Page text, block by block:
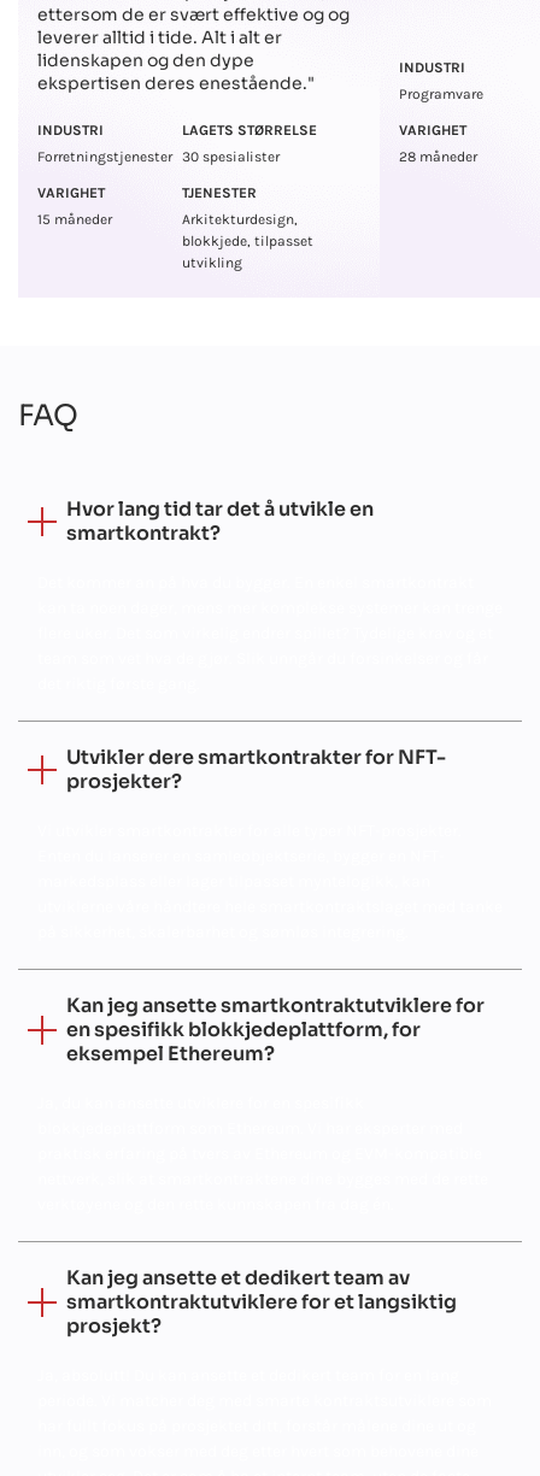
ettersom de er svært effektive og og
leverer alltid i tide. Alt i alt er
lidenskapen og den dype
ekspertisen deres enestående."
INDUSTRI
Forretningstjenester
LAGETS STØRRELSE
30 spesialister
VARIGHET
15 måneder
TJENESTER
Arkitekturdesign,
blokkjede, tilpasset
utvikling
INDUSTRI
Programvare
VARIGHET
28 måneder
FAQ
Hvor lang tid tar det å utvikle en
smartkontrakt?
Utvikler dere smartkontrakter for NFT-
prosjekter?
Kan jeg ansette smartkontraktutviklere for
en spesifikk blokkjedeplattform, for
eksempel Ethereum?
Kan jeg ansette et dedikert team av
smartkontraktutviklere for et langsiktig
prosjekt?